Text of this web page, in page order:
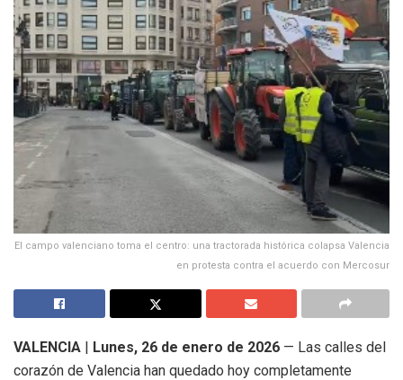
El campo valenciano toma el centro: una tractorada histórica colapsa Valencia
en protesta contra el acuerdo con Mercosur
VALENCIA | Lunes, 26 de enero de 2026 — Las calles del
corazón de Valencia han quedado hoy completamente